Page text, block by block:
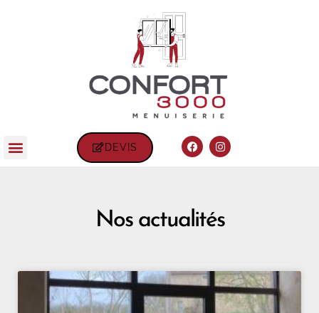
DEVIS
Nos actualités